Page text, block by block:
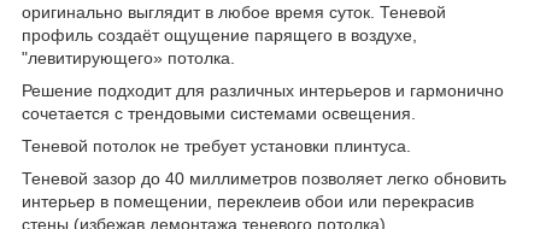
оригинально выглядит в любое время суток. Теневой
профиль создаёт ощущение парящего в воздухе,
"левитирующего» потолка.
Решение подходит для различных интерьеров и гармонично
сочетается c трендовыми системами освещения.
Теневой потолок не требует установки плинтуса.
Теневой зазор до 40 миллиметров позволяет легко обновить
интерьер в помещении, переклеив обои или перекрасив
стены (избежав демонтажа теневого потолка).